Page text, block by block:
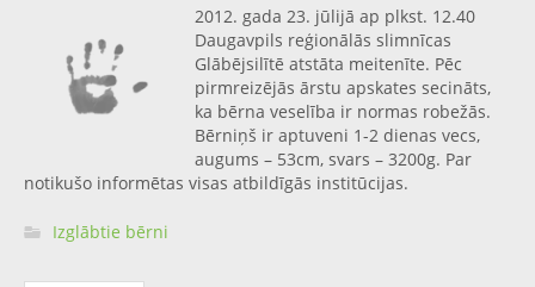
2012. gada 23. jūlijā ap plkst. 12.40
Daugavpils reģionālās slimnīcas
Glābējsilītē atstāta meitenīte. Pēc
pirmreizējās ārstu apskates secināts,
ka bērna veselība ir normas robežās.
Bērniņš ir aptuveni 1-2 dienas vecs,
augums – 53cm, svars – 3200g. Par
notikušo informētas visas atbildīgās institūcijas.
Izglābtie bērni